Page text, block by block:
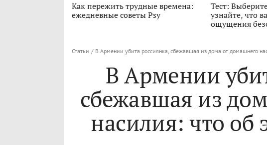
Как пережить трудные времена:
ежедневные советы Psy
Тест:
узнайте, что
ощущения
Статьи / В Армении убита россиянка, сбежавшая из дома от домашнего
В Армении
сбежавшая из
насилия: что об